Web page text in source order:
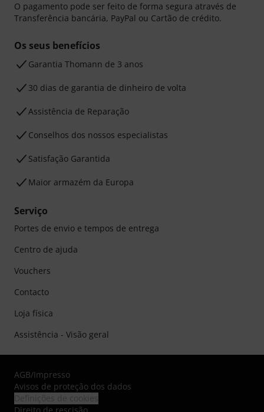
O pagamento pode ser feito de forma segura através de
Transferência bancária, PayPal ou Cartão de crédito.
Os seus benefícios
Garantia Thomann de 3 anos
30 dias de garantia de dinheiro de volta
Assistência de Reparação
Conselhos dos nossos especialistas
Satisfação Garantida
Maior armazém da Europa
Serviço
Portes de envio e tempos de entrega
Centro de ajuda
Vouchers
Contacto
Loja física
Assistência - Visão geral
AGB/Impresso
Avisos de proteção dos dados